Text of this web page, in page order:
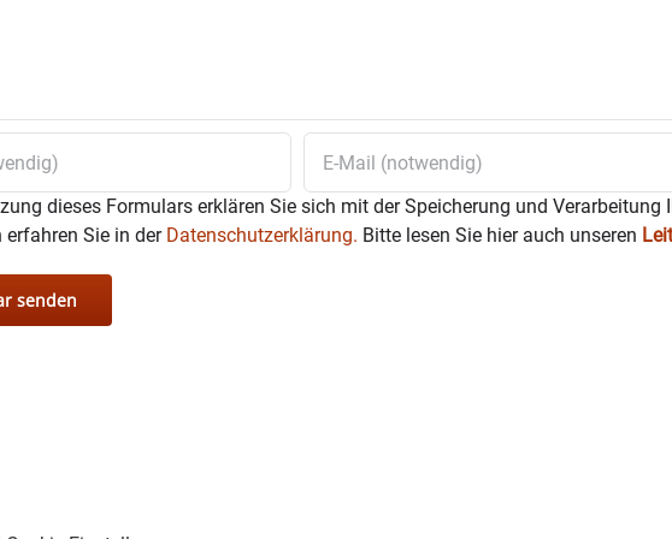
dieses Formulars erklären Sie sich mit der Speicherung und Verarbeitung
Sie in der Datenschutzerklärung. Bitte lesen Sie hier auch unseren